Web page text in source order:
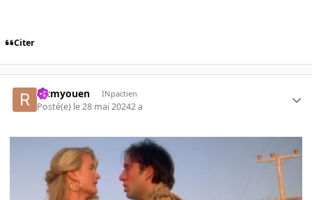
Citer
rctmyouen INpactien
Posté(e) le 28 mai 20242 a